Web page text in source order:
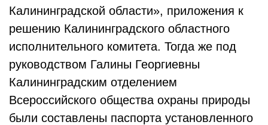
Калининградской области», приложения к
решению Калининградского областного
исполнительного комитета. Тогда же под
руководством Галины Георгиевны
Калининградским отделением
Всероссийского общества охраны природы
были составлены паспорта установленного